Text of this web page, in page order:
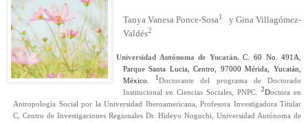
Tanya Vanesa Ponce-Sosa1 y Gina Villagómez-
Valdés2
Universidad Autónoma de Yucatán. C. 60 No. 491A,
Parque Santa Lucia, Centro, 97000 Mérida, Yucatán,
México.
1Doctorante del programa de Doctorado
Institucional en Ciencias Sociales, PNPC. 2Doctora en
Antropología Social por la Universidad Iberoamericana, Profesora Investigadora Titular
C, Centro de Investigaciones Regionales Dr. Hideyo Noguchi, Universidad Autónoma de